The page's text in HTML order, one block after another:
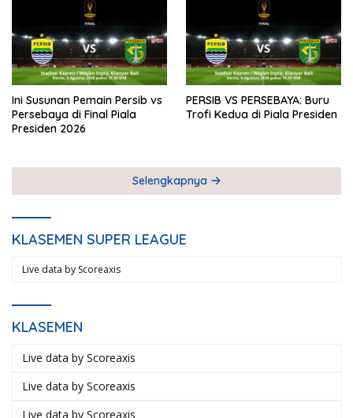
Ini Susunan Pemain Persib vs
Persebaya di Final Piala
Presiden 2026
PERSIB VS PERSEBAYA: Buru
Trofi Kedua di Piala Presiden
Selengkapnya
KLASEMEN SUPER LEAGUE
Live data by Scoreaxis
KLASEMEN
Live data by Scoreaxis
Live data by Scoreaxis
Live data by Scoreaxis